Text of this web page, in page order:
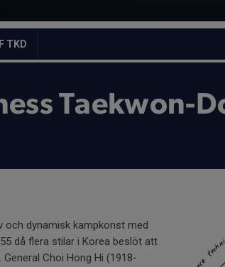
TKD
Taekwon-
och dynamisk kampkonst med
då flera stilar i Korea beslöt att
Choi Hong Hi (1918-